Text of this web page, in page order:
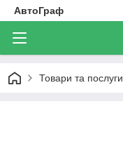
АвтоГраф
Товари та послуги